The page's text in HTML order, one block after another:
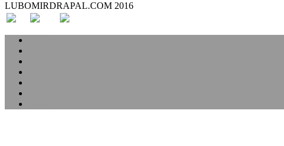
LUBOMIRDRAPAL.COM 2016